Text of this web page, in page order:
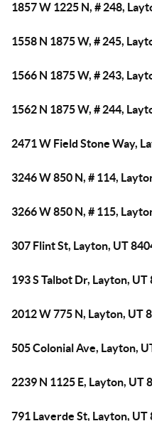
1857 W 1225 N, # 248,
1558 N 1875 W, # 245,
1566 N 1875 W, # 243,
1562 N 1875 W, # 244,
2471 W Field Stone Way,
3246 W 850 N, # 114,
3266 W 850 N, # 115,
307 Flint St, Layton, UT
193 S Talbot Dr, Layton, UT
2012 W 775 N, Layton, UT
505 Colonial Ave, Layton,
2239 N 1125 E, Layton, UT
791 Laverde St, Layton, UT